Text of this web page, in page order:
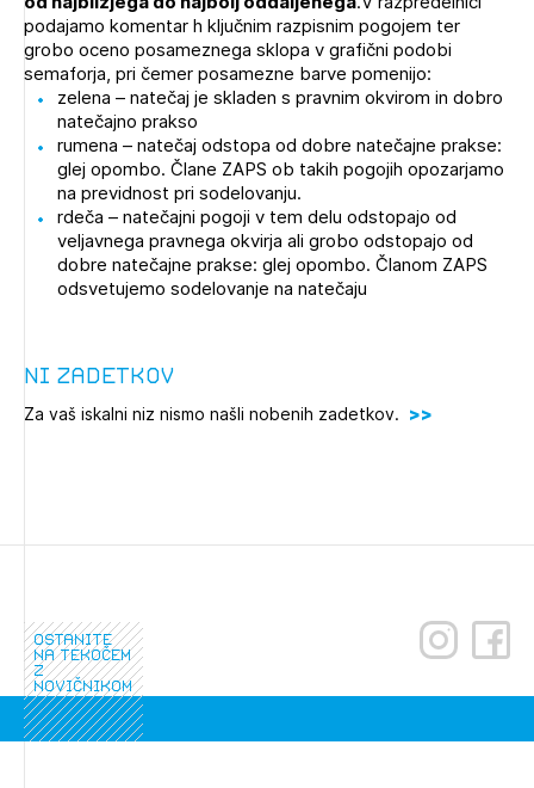
POZABLJENO GESLO
REGISTRIRAJTE SE
podajamo komentar h ključnim razpisnim pogojem ter
grobo oceno posameznega sklopa v grafični podobi
semaforja, pri čemer posamezne barve pomenijo:
zelena – natečaj je skladen s pravnim okvirom in dobro
natečajno prakso
rumena – natečaj odstopa od dobre natečajne prakse:
glej opombo. Člane ZAPS ob takih pogojih opozarjamo
na previdnost pri sodelovanju.
rdeča – natečajni pogoji v tem delu odstopajo od
veljavnega pravnega okvirja ali grobo odstopajo od
dobre natečajne prakse: glej opombo. Članom ZAPS
odsvetujemo sodelovanje na natečaju
Ni zadetkov
Za vaš iskalni niz nismo našli nobenih zadetkov.
ostanite
na tekočem
z
novičnikom
Novičnik natečajev
Tedenski novičnik javnih naročil
Dnevne medijske objave
NAPREJ